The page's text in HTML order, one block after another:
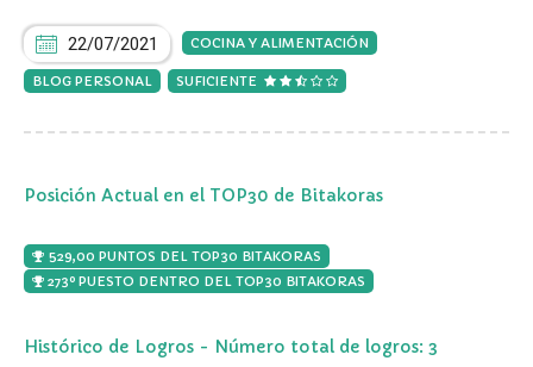
22/07/2021 COCINA Y ALIMENTACIÓN
BLOG PERSONAL SUFICIENTE
Posición Actual en el TOP30 de Bitakoras
529,00 PUNTOS DEL TOP30 BITAKORAS
273º PUESTO DENTRO DEL TOP30 BITAKORAS
Histórico de Logros - Número total de logros: 3